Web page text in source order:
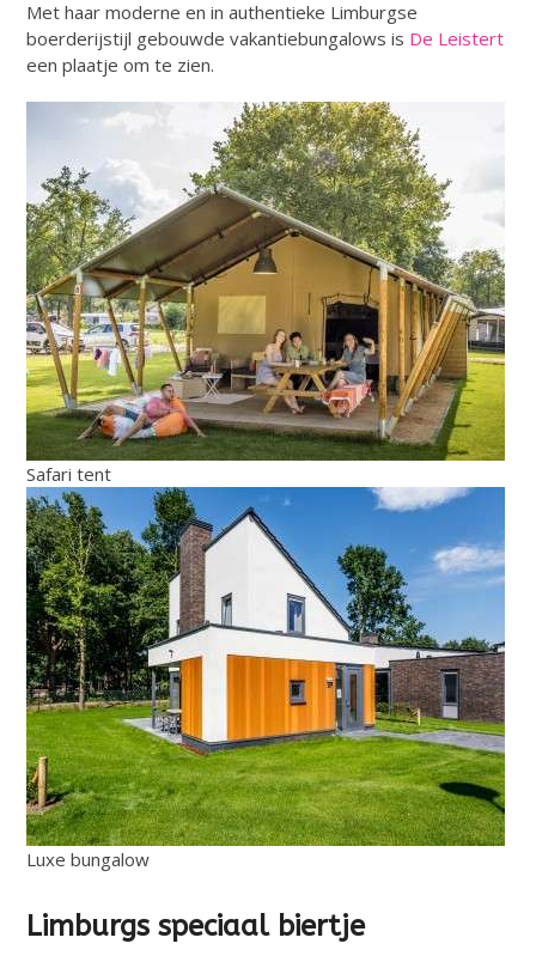
Met haar moderne en in authentieke Limburgse
boerderijstijl gebouwde vakantiebungalows is De Leistert
een plaatje om te zien.
Safari tent
Luxe bungalow
Limburgs speciaal biertje